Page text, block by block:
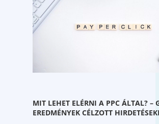
MIT LEHET ELÉRNI A PPC ÁLTAL? –
EREDMÉNYEK CÉLZOTT